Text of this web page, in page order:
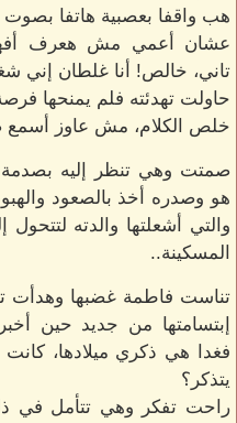
هب واقفا بعصبية هاتفا
عشان أعمي مش هعرف
تاني، خالص! أنا غلطان إني
حاولت تهدئته فلم يمنحها
خلص الكلام، مش عاوز أسمع
صمتت وهي تنظر إليه
هو وصدره أخذ بالصعود
والتي أشعلتها والدته
المسكينة..
تناست فاطمة غضبها وهدأت
إبتسامتها من جديد حين
فغدا هي ذكري ميلادها،
يتذكر؟
راحت تفكر وهي تتأمل في